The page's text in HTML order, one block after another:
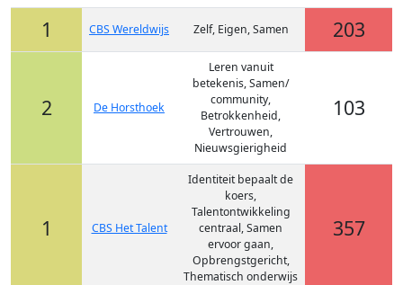
1 CBS Wereldwijs Zelf, Eigen, Samen 203
2 De Horsthoek
Leren vanuit
betekenis, Samen/
community,
Betrokkenheid,
Vertrouwen,
Nieuwsgierigheid
103
1 CBS Het Talent
Identiteit bepaalt de
koers,
Talentontwikkeling
centraal, Samen
ervoor gaan,
Opbrengstgericht,
Thematisch onderwijs
357